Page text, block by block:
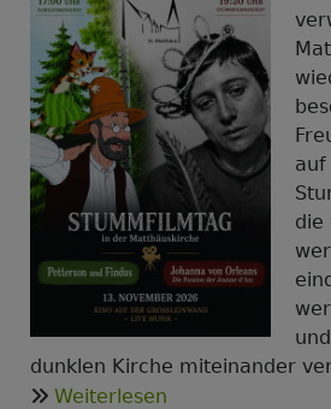
auf
die
dunklen Kirche miteinander
Weiterlesen